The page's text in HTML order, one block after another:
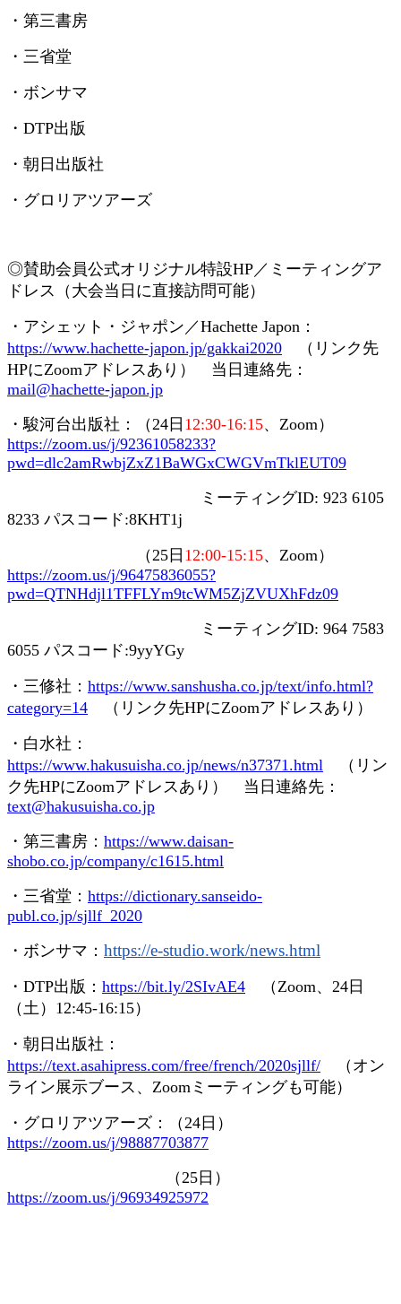
・第三書房
・三省堂
・ボンサマ
・ DTP出版
・朝日出版社
・グロリアツアーズ
◎賛助会員公式オリジナル特設HP／ミーティングア
ドレス（大会当日に直接訪問可能）
・アシェット・ジャポン／Hachette Japon ：
https://www.hachette-japon.jp/gakkai2020 （リンク先
HPにZoomアドレスあり） 当日連絡先：
mail@hachette-japon.jp
・駿河台出版社：（24 日 12:30-16:15、 Zoom）
https://zoom.us/j/92361058233?
pwd=dlc2amRwbjZxZ1BaWGxCWGVmTklEUT09
ミーティングID: 923 6105
8233 パスコード:8KHT1j
（25 日 12:00-15:15、 Zoom）
https://zoom.us/j/96475836055?
pwd=QTNHdjl1TFFLYm9tcWM5ZjZVUXhFdz09
ミーティングID: 964 7583
6055 パスコード:9yyYGy
・三修社： https://www.sanshusha.co.jp/text/info.html?
category=14 （リンク先HPにZoomアドレスあり）
・白水社：
https://www.hakusuisha.co.jp/news/n37371.html （リン
ク先HPにZoomアドレスあり） 当日連絡先：
text@hakusuisha.co.jp
・第三書房： https://www.daisan-
shobo.co.jp/company/c1615.html
・三省堂： https://dictionary.sanseido-
publ.co.jp/sjllf_2020
・ボンサマ： https://e-studio.work/news.html
・ DTP出版： https://bit.ly/2SIvAE4 （Zoom、 24 日
（土） 12:45-16:15）
・朝日出版社：
https://text.asahipress.com/free/french/2020sjllf/ （オン
ライン展示ブース、 Zoom ミーティングも可能）
・グロリアツアーズ：（24 日）
https://zoom.us/j/98887703877
（25 日）
https://zoom.us/j/96934925972